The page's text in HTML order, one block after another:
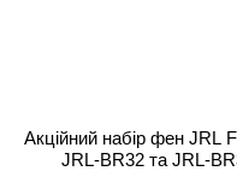
Акційний набір фен JRL
JRL-BR32 та JRL-